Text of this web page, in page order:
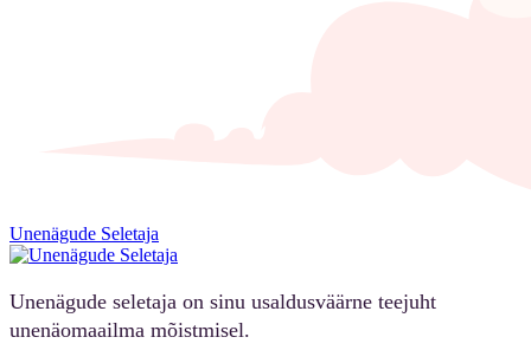
Unenägude Seletaja
Unenägude seletaja on sinu usaldusväärne teejuht
unenäomaailma mõistmisel.